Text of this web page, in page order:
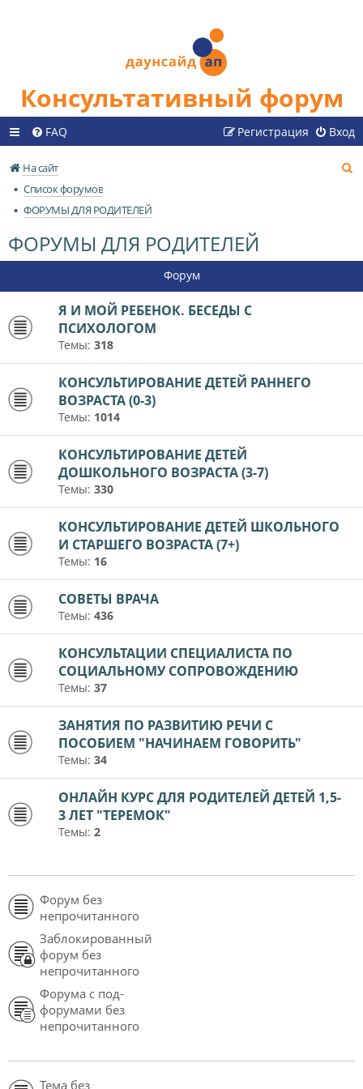
Консультативный форум
FAQ Вход
Регистрация
На сайт
Список форумов
ФОРУМЫ ДЛЯ РОДИТЕЛЕЙ
ФОРУМЫ ДЛЯ РОДИТЕЛЕЙ
Форум
Я И МОЙ РЕБЕНОК. БЕСЕДЫ С
ПСИХОЛОГОМ
Темы: 318
КОНСУЛЬТИРОВАНИЕ ДЕТЕЙ РАННЕГО
ВОЗРАСТА (0-3)
Темы: 1014
КОНСУЛЬТИРОВАНИЕ ДЕТЕЙ
ДОШКОЛЬНОГО ВОЗРАСТА (3-7)
Темы: 330
КОНСУЛЬТИРОВАНИЕ ДЕТЕЙ ШКОЛЬНОГО
И СТАРШЕГО ВОЗРАСТА (7+)
Темы: 16
СОВЕТЫ ВРАЧА
Темы: 436
КОНСУЛЬТАЦИИ СПЕЦИАЛИСТА ПО
СОЦИАЛЬНОМУ СОПРОВОЖДЕНИЮ
Темы: 37
ЗАНЯТИЯ ПО РАЗВИТИЮ РЕЧИ С
ПОСОБИЕМ "НАЧИНАЕМ ГОВОРИТЬ"
Темы: 34
ОНЛАЙН КУРС ДЛЯ РОДИТЕЛЕЙ ДЕТЕЙ 1,5-
3 ЛЕТ "ТЕРЕМОК"
Темы: 2
Форум без
непрочитанного
Заблокированный
форум без
непрочитанного
Форума с под-
форумами без
непрочитанного
Тема без